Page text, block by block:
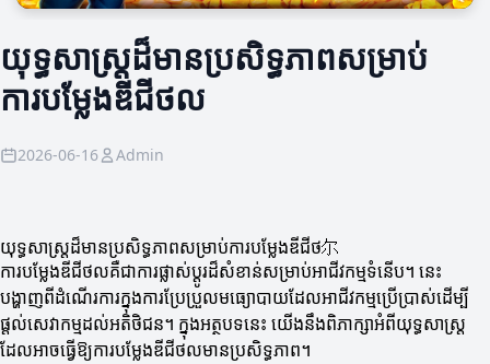
យុទ្ធសាស្ត្រដ៏មានប្រសិទ្ធភាពសម្រាប់
ការបម្លែងឌីជីថល
2026-06-16 Admin
យុទ្ធសាស្ត្រដ៏មានប្រសិទ្ធភាពសម្រាប់ការបម្លែងឌីជីថ尔
ការបម្លែងឌីជីថលគឺជាការផ្លាស់ប្តូរដ៏សំខាន់សម្រាប់អាជីវកម្មទំនើប។ នេះ
បង្ហាញពីដំណើរការក្នុងការប្រែប្រួលមធ្យោបាយដែលអាជីវកម្មប្រើប្រាស់ដើម្បី
ផ្តល់សេវាកម្មដល់អតិថិជន។ ក្នុងអត្ថបទនេះ យើងនឹងពិភាក្សាអំពីយុទ្ធសាស្ត្រ
ដែលអាចធ្វើឱ្យការបម្លែងឌីជីថលមានប្រសិទ្ធភាព។